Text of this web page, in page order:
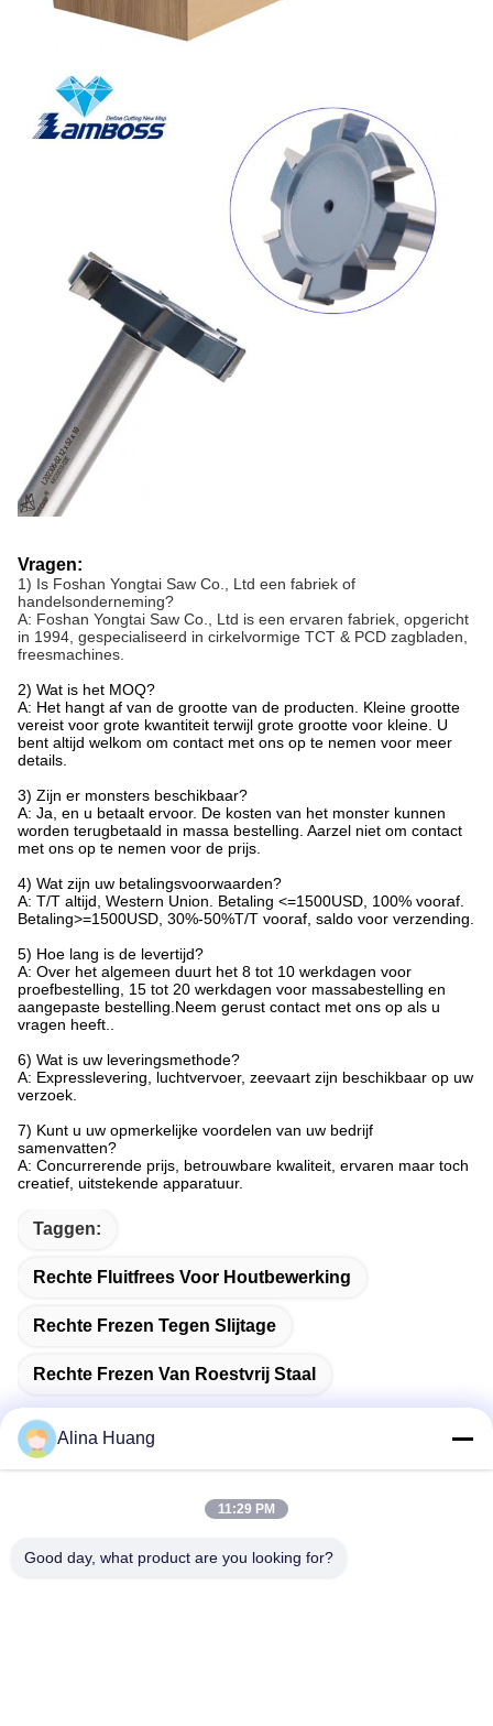
Vragen:
1) Is Foshan Yongtai Saw Co., Ltd een fabriek of
handelsonderneming?
A: Foshan Yongtai Saw Co., Ltd is een ervaren fabriek, opgericht
in 1994, gespecialiseerd in cirkelvormige TCT & PCD zagbladen,
freesmachines.
2) Wat is het MOQ?
A: Het hangt af van de grootte van de producten. Kleine grootte
vereist voor grote kwantiteit terwijl grote grootte voor kleine. U
bent altijd welkom om contact met ons op te nemen voor meer
details.
3) Zijn er monsters beschikbaar?
A: Ja, en u betaalt ervoor. De kosten van het monster kunnen
worden terugbetaald in massa bestelling. Aarzel niet om contact
met ons op te nemen voor de prijs.
4) Wat zijn uw betalingsvoorwaarden?
A: T/T altijd, Western Union. Betaling <=1500USD, 100% vooraf.
Betaling>=1500USD, 30%-50%T/T vooraf, saldo voor verzending.
5) Hoe lang is de levertijd?
A: Over het algemeen duurt het 8 tot 10 werkdagen voor
proefbestelling, 15 tot 20 werkdagen voor massabestelling en
aangepaste bestelling.Neem gerust contact met ons op als u
vragen heeft..
6) Wat is uw leveringsmethode?
A: Expresslevering, luchtvervoer, zeevaart zijn beschikbaar op uw
verzoek.
7) Kunt u uw opmerkelijke voordelen van uw bedrijf
samenvatten?
A: Concurrerende prijs, betrouwbare kwaliteit, ervaren maar toch
creatief, uitstekende apparatuur.
Taggen:
Rechte Fluitfrees Voor Houtbewerking
Rechte Frezen Tegen Slijtage
Rechte Frezen Van Roestvrij Staal
Adres
Alina Huang
11:29 PM
Good day, what product are you looking for?